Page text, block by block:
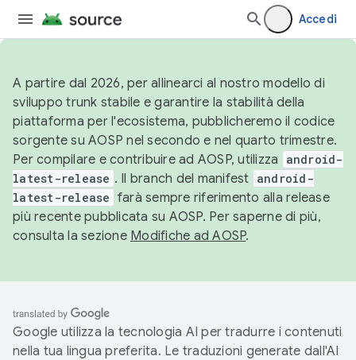
Accedi
A partire dal 2026, per allinearci al nostro modello di
sviluppo trunk stabile e garantire la stabilità della
piattaforma per l'ecosistema, pubblicheremo il codice
sorgente su AOSP nel secondo e nel quarto trimestre.
Per compilare e contribuire ad AOSP, utilizza
android-
latest-release . Il branch del manifest android-
latest-release farà sempre riferimento alla release
più recente pubblicata su AOSP. Per saperne di più,
consulta la sezione Modifiche ad AOSP.
Google utilizza la tecnologia AI per tradurre i contenuti
nella tua lingua preferita. Le traduzioni generate dall'AI